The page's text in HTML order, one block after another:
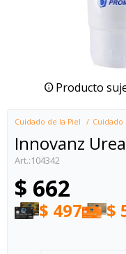
Producto
Cuidado de la Piel Cuidado
Innovanz
104342
$ 662
$ 497 $